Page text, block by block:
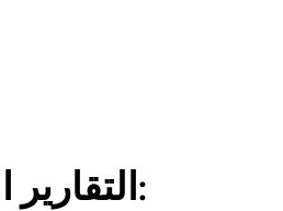
التقارير الميدانية: